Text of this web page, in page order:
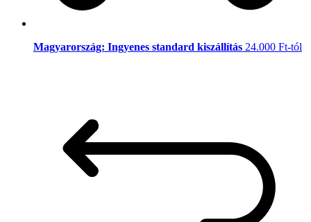
Magyarország: Ingyenes standard kiszállítás 24.000 Ft-tól